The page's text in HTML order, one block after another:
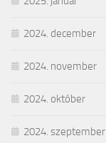
2024. december
2024. november
2024. október
2024. szeptember